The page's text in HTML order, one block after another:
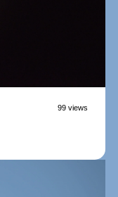
99 views